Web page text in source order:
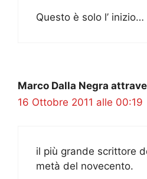
Questo è solo l’ inizio…
Marco Dalla Negra
16 Ottobre 2011 alle 00:19
il più grande scrittore
metà del novecento.